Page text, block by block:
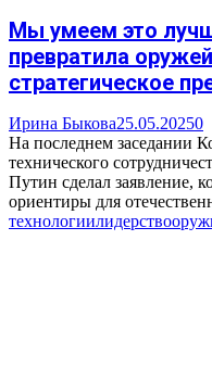
Мы умеем это
превратила
стратегическое
Ирина Быкова25.05.20250
На последнем заседании
технического
Путин сделал заявление,
ориентиры для
технологиилидерство